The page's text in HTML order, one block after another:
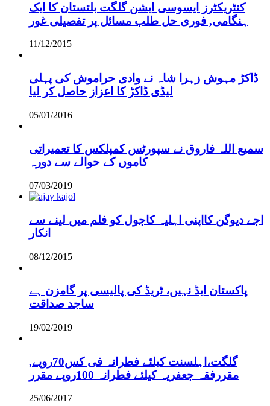
کنٹریکٹرز ایسوسی ایشن گلگت بلتستان کا ایک
ہنگامی, فوری حل طلب مسائل پر تفصیلی غور
11/12/2015
ڈاکڑ مہوش زہرا شاہ نے وادی حراموش کی پہلی
لیڈی ڈاکڑ کا اعزاز حاصل کر لیا
05/01/2016
سمیع اللہ فاروق نے سپورٹس کمپلکس کا تعمیراتی
کاموں کے حوالے سے دورہ
07/03/2019
اجے دیوگن کااپنی اہلیہ کاجول کو فلم میں لینے سے
انکار
08/12/2015
پاکستان ایڈ نہیں، ٹریڈ کی پالیسی پر گامزن ہے
ساجد صداقت
19/02/2019
,گلگت،اہلسنت کیلئے فطرانہ فی کس70روپے
مقررفقہ جعفریہ کیلئے فطرانہ 100روپے مقرر
25/06/2017